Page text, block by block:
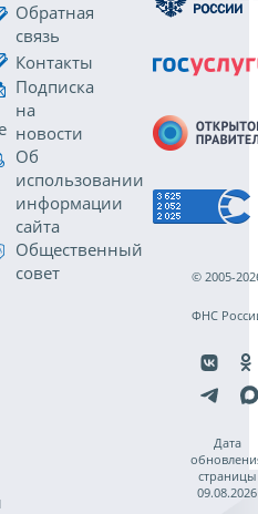
Обратная
связь
Контакты
Подписка
на
новости
Об
использовании
информации
сайта
Общественный
совет
© 2005-
ФНС
Дата
страницы
09.08.2026